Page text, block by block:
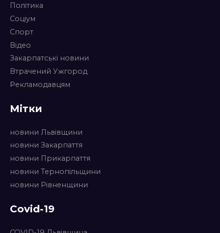
Політика
Соціум
Спорт
Відео
Закарпатські новини
Втрачений Ужгород
Рекламодавцям
Мітки
новини Львівщини
новини Закарпаття
новини Прикарпаття
новини Тернопільщини
новини Рівненщини
Covid-19